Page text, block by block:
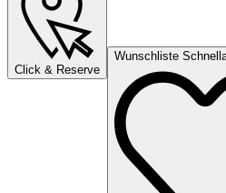
Click & Reserve
Wunschliste